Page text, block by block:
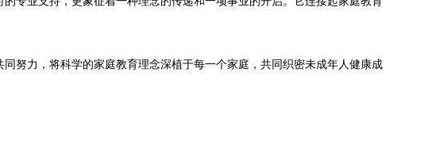
努力，将科学的家庭教育理念深植于每一个家庭，共同织密未成年人健康成